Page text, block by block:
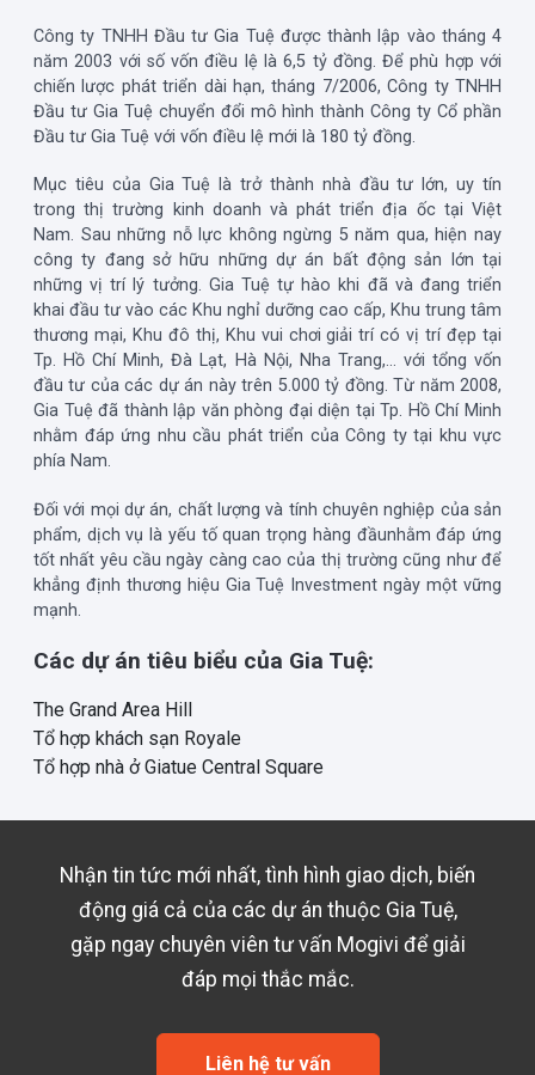
Công ty TNHH Đầu tư Gia Tuệ được thành lập vào tháng 4
năm 2003 với số vốn điều lệ là 6,5 tỷ đồng. Để phù hợp với
chiến lược phát triển dài hạn, tháng 7/2006, Công ty TNHH
Đầu tư Gia Tuệ chuyển đổi mô hình thành Công ty Cổ phần
Đầu tư Gia Tuệ với vốn điều lệ mới là 180 tỷ đồng.
Mục tiêu của Gia Tuệ là trở thành nhà đầu tư lớn, uy tín
trong thị trường kinh doanh và phát triển địa ốc tại Việt
Nam. Sau những nỗ lực không ngừng 5 năm qua, hiện nay
công ty đang sở hữu những dự án bất động sản lớn tại
những vị trí lý tưởng. Gia Tuệ tự hào khi đã và đang triển
khai đầu tư vào các Khu nghỉ dưỡng cao cấp, Khu trung tâm
thương mại, Khu đô thị, Khu vui chơi giải trí có vị trí đẹp tại
Tp. Hồ Chí Minh, Đà Lạt, Hà Nội, Nha Trang,… với tổng vốn
đầu tư của các dự án này trên 5.000 tỷ đồng. Từ năm 2008,
Gia Tuệ đã thành lập văn phòng đại diện tại Tp. Hồ Chí Minh
nhằm đáp ứng nhu cầu phát triển của Công ty tại khu vực
phía Nam.
Đối với mọi dự án, chất lượng và tính chuyên nghiệp của sản
phẩm, dịch vụ là yếu tố quan trọng hàng đầunhằm đáp ứng
tốt nhất yêu cầu ngày càng cao của thị trường cũng như để
khẳng định thương hiệu Gia Tuệ Investment ngày một vững
mạnh.
Các dự án tiêu biểu của Gia Tuệ:
The Grand Area Hill
Tổ hợp khách sạn Royale
Tổ hợp nhà ở Giatue Central Square
Nhận tin tức mới nhất, tình hình giao dịch, biến
động giá cả của các dự án thuộc Gia Tuệ,
gặp ngay chuyên viên tư vấn Mogivi để giải
đáp mọi thắc mắc.
Liên hệ tư vấn